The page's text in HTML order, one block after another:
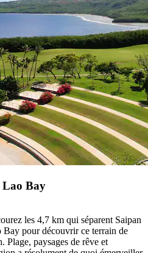
Lao Bay
les 4,7 km qui séparent Saipan
pour découvrir ce terrain de
Plage, paysages de rêve et